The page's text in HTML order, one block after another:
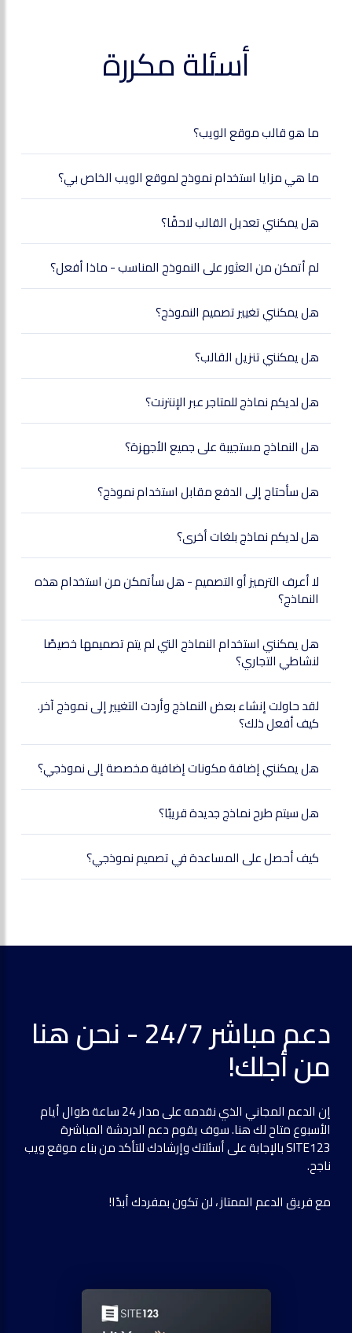
أسئلة مكررة
ما هو قالب موقع الويب؟
ما هي مزايا استخدام نموذج لموقع الويب الخاص بي؟
هل يمكنني تعديل القالب لاحقًا؟
لم أتمكن من العثور على النموذج المناسب - ماذا أفعل؟
هل يمكنني تغيير تصميم النموذج؟
هل يمكنني تنزيل القالب؟
هل لديكم نماذج للمتاجر عبر الإنترنت؟
هل النماذج مستجيبة على جميع الأجهزة؟
هل سأحتاج إلى الدفع مقابل استخدام نموذج؟
هل لديكم نماذج بلغات أخرى؟
لا أعرف الترميز أو التصميم - هل سأتمكن من استخدام هذه
النماذج؟
هل يمكنني استخدام النماذج التي لم يتم تصميمها خصيصًا
لنشاطي التجاري؟
لقد حاولت إنشاء بعض النماذج وأردت التغيير إلى نموذج آخر.
كيف أفعل ذلك؟
هل يمكنني إضافة مكونات إضافية مخصصة إلى نموذجي؟
هل سيتم طرح نماذج جديدة قريبًا؟
كيف أحصل على المساعدة في تصميم نموذجي؟
دعم مباشر 24/7 - نحن هنا
من أجلك!
إن الدعم المجاني الذي نقدمه على مدار 24 ساعة طوال أيام
الأسبوع متاح لك هنا. سوف يقوم دعم الدردشة المباشرة
SITE123 بالإجابة على أسئلتك وإرشادك للتأكد من بناء موقع ويب
ناجح.
مع فريق الدعم الممتاز ، لن تكون بمفردك أبدًا!